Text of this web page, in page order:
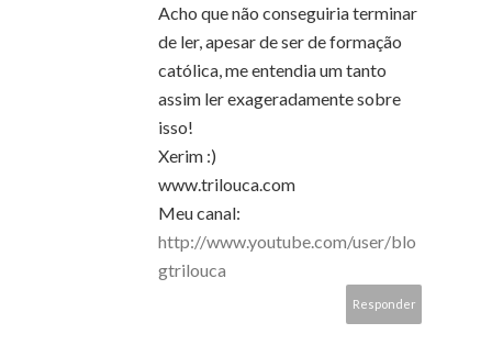
Acho que não conseguiria terminar
de ler, apesar de ser de formação
católica, me entendia um tanto
assim ler exageradamente sobre
isso!
Xerim :)
www.trilouca.com
Meu canal:
http://www.youtube.com/user/blo
gtrilouca
Responder